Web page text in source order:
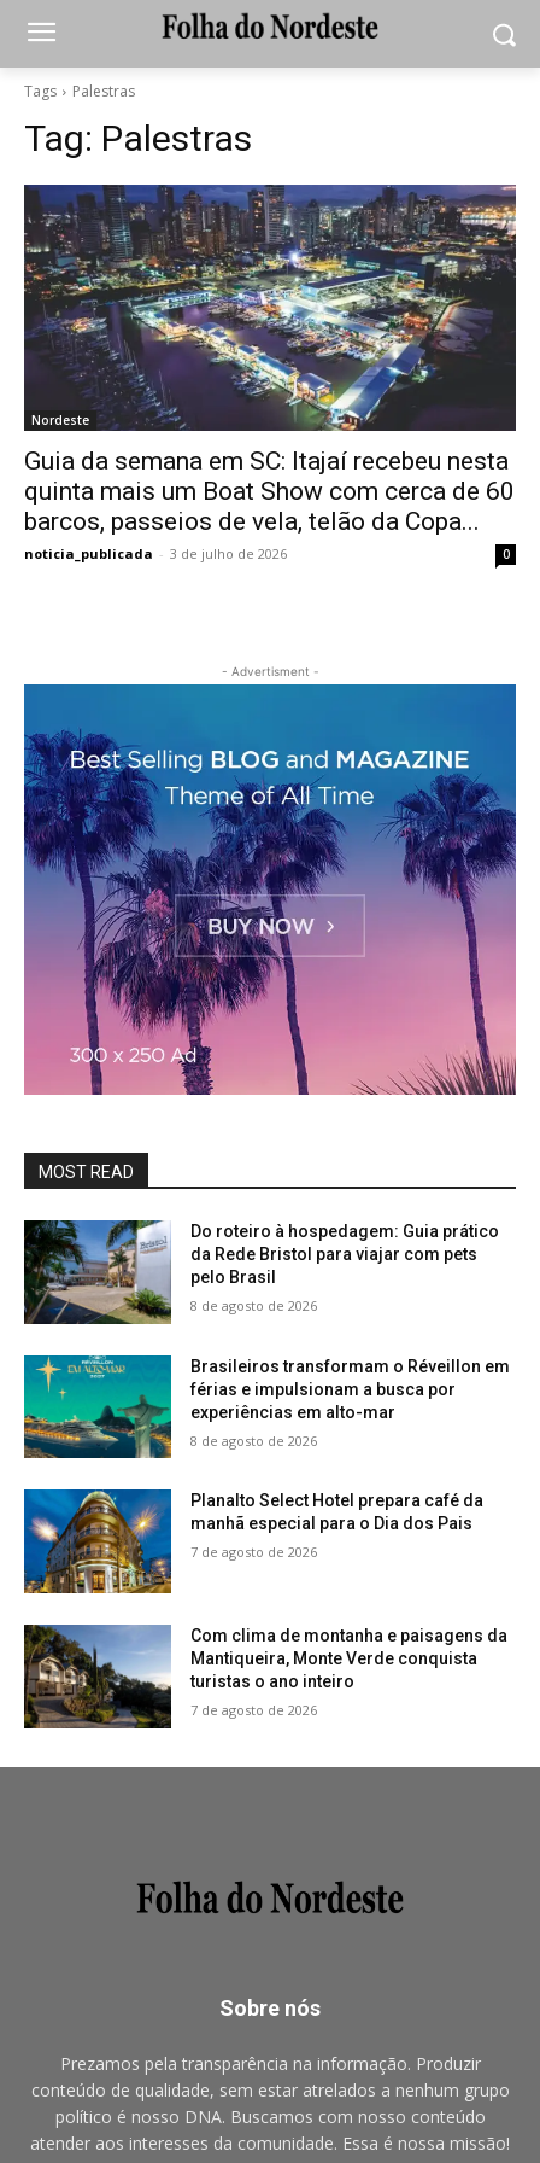
Tags Palestras
Tag: Palestras
Nordeste
Guia da semana em SC: Itajaí recebeu nesta
quinta mais um Boat Show com cerca de 60
barcos, passeios de vela, telão da Copa...
noticia_publicada - 3 de julho de 2026 0
- Advertisment -
MOST READ
Do roteiro à hospedagem: Guia prático
da Rede Bristol para viajar com pets
pelo Brasil
8 de agosto de 2026
Brasileiros transformam o Réveillon em
férias e impulsionam a busca por
experiências em alto-mar
8 de agosto de 2026
Planalto Select Hotel prepara café da
manhã especial para o Dia dos Pais
7 de agosto de 2026
Com clima de montanha e paisagens da
Mantiqueira, Monte Verde conquista
turistas o ano inteiro
7 de agosto de 2026
Sobre nós
Prezamos pela transparência na informação. Produzir
conteúdo de qualidade, sem estar atrelados a nenhum grupo
político é nosso DNA. Buscamos com nosso conteúdo
atender aos interesses da comunidade. Essa é nossa missão!